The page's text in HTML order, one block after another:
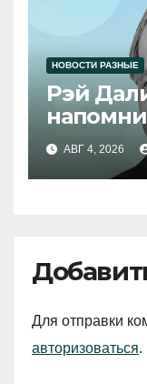
НОВОСТИ РАЗНЫЕ
Рэй
АВГ 4, 2026
Для отправки
авторизоваться.